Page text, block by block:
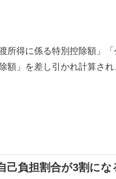
所得に係る特別控除額」
額」を差し引かれ計算され
己負担割合が3割にな